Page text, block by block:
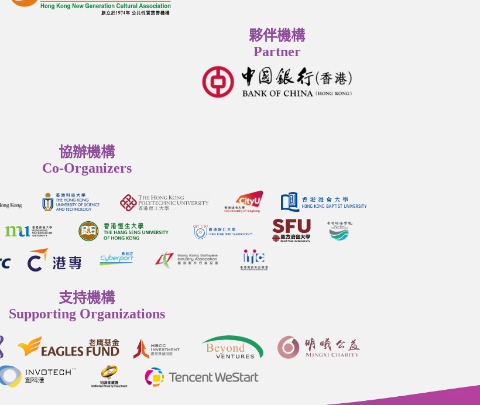
夥伴機構
Partner
協辦機構
Co-Organizers
支持機構
Supporting Organizations